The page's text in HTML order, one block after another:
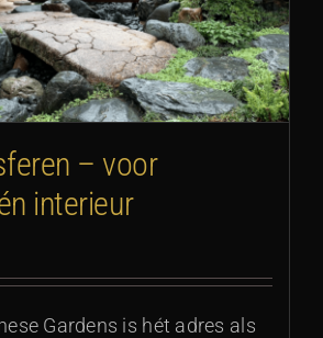
– voor
interieur
Gardens is hét adres als